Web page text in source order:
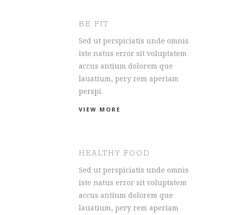
BE FIT
Sed ut perspiciatis unde omnis
iste natus error sit voluptatem
accus antium dolorem que
lauatium, pery rem aperiam
perspi.
VIEW MORE
HEALTHY FOOD
Sed ut perspiciatis unde omnis
iste natus error sit voluptatem
accus antium dolorem que
lauatium, pery rem aperiam